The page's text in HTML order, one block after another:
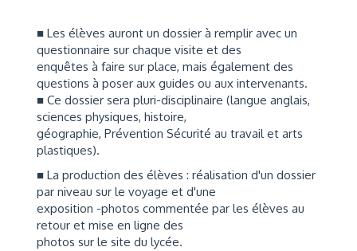
■ Les élèves auront un dossier à remplir avec un
questionnaire sur chaque visite et des
enquêtes à faire sur place, mais également des
questions à poser aux guides ou aux intervenants.
■ Ce dossier sera pluri-disciplinaire (langue anglais,
sciences physiques, histoire,
géographie, Prévention Sécurité au travail et arts
plastiques).
■ La production des élèves : réalisation d'un dossier
par niveau sur le voyage et d'une
exposition -photos commentée par les élèves au
retour et mise en ligne des
photos sur le site du lycée.